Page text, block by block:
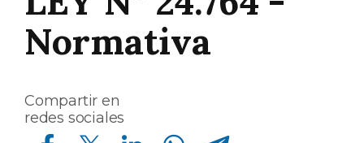
Normativa
Compartir en
redes sociales
Compartir en Facebook Compartir en Twitter Compartir en Linkedin Compartir en Whatsapp Compartir en Telegram